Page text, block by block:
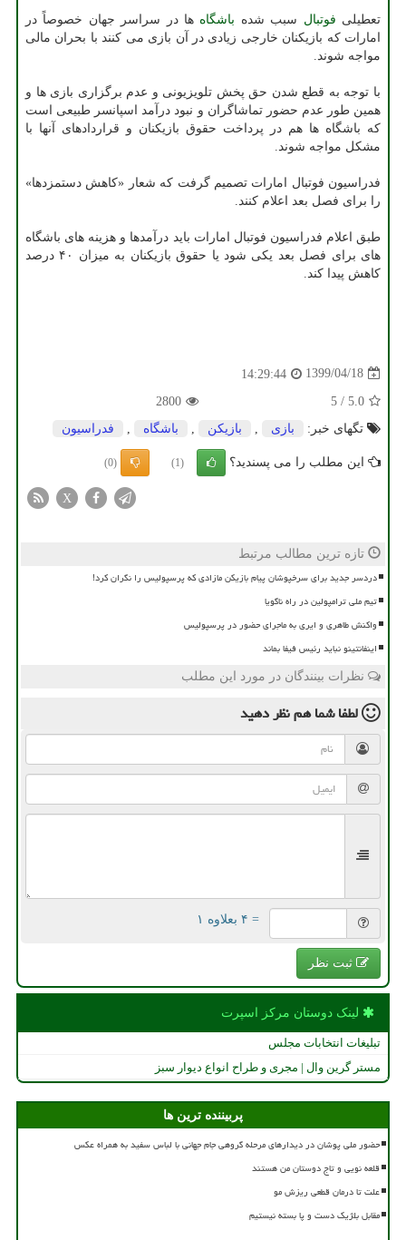
تعطیلی فوتبال سبب شده باشگاه ها در سراسر جهان خصوصاً در
امارات که بازیکنان خارجی زیادی در آن بازی می کنند با بحران مالی
مواجه شوند.
با توجه به قطع شدن حق پخش تلویزیونی و عدم برگزاری بازی ها و
همین طور عدم حضور تماشاگران و نبود درآمد اسپانسر طبیعی است
که باشگاه ها هم در پرداخت حقوق بازیکنان و قراردادهای آنها با
مشکل مواجه شوند.
فدراسیون فوتبال امارات تصمیم گرفت که شعار «کاهش دستمزدها»
را برای فصل بعد اعلام کنند.
طبق اعلام فدراسیون فوتبال امارات باید درآمدها و هزینه های باشگاه
های برای فصل بعد یکی شود یا حقوق بازیکنان به میزان ۴۰ درصد
کاهش پیدا کند.
1399/04/18
14:29:44
5.0
/
5
2800
تگهای خبر:
بازی بازیكن باشگاه فدراسیون
این مطلب را می پسندید؟ (1)
(0)
X
تازه ترین مطالب مرتبط
دردسر جدید برای سرخپوشان پیام بازیکن مازادی که پرسپولیس را نگران کرد!
تیم ملی ترامپولین در راه ناگویا
واکنش طاهری و ایری به ماجرای حضور در پرسپولیس
اینفانتینو نباید رئیس فیفا بماند
نظرات بینندگان در مورد این مطلب
لطفا شما همنظر دهید
= ۴ بعلاوه ۱
ثبت نظر
لینک دوستان مركز اسپرت
تبلیغات انتخابات مجلس
مستر گرین وال | مجری و طراح انواع دیوار سبز
پربیننده ترین ها
حضور ملی پوشان در دیدارهای مرحله گروهی جام جهانی با لباس سفید به همراه عکس
قلعه نویی و تاج دوستان من هستند
علت تا درمان قطعی ریزش مو
مقابل بلژیک دست و پا بسته نیستیم